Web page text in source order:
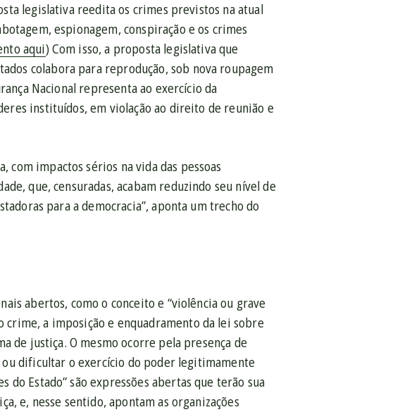
legislativa reedita os crimes previstos na atual
espionagem, conspiração e os crimes
aqui) Com isso, a proposta legislativa que
colabora para reprodução, sob nova roupagem
Nacional representa ao exercício da
instituídos, em violação ao direito de reunião e
com impactos sérios na vida das pessoas
que, censuradas, acabam reduzindo seu nível de
para a democracia”, aponta um trecho do
abertos, como o conceito e “violência ou grave
crime, a imposição e enquadramento da lei sobre
de justiça. O mesmo ocorre pela presença de
dificultar o exercício do poder legitimamente
Estado” são expressões abertas que terão sua
e, nesse sentido, apontam as organizações